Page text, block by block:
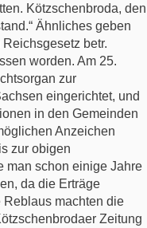
Kötzschenbroda, den
Ähnliches geben
betr.
worden. Am 25.
zur
eingerichtet, und
in den Gemeinden
Anzeichen
zur obigen
man schon einige Jahre
da die Erträge
machten die
Zeitung